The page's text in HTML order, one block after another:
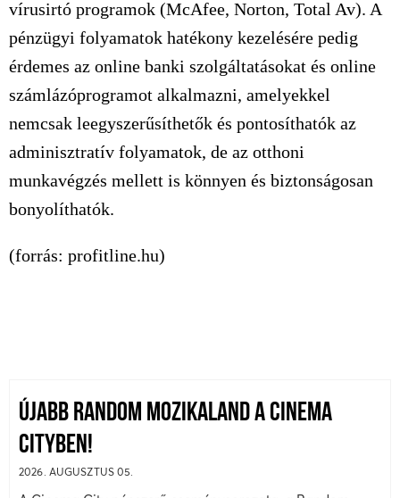
vírusirtó programok (McAfee, Norton, Total Av). A
pénzügyi folyamatok hatékony kezelésére pedig
érdemes az online banki szolgáltatásokat és online
számlázóprogramot alkalmazni, amelyekkel
nemcsak leegyszerűsíthetők és pontosíthatók az
adminisztratív folyamatok, de az otthoni
munkavégzés mellett is könnyen és biztonságosan
bonyolíthatók.
(forrás: profitline.hu)
ÚJABB RANDOM MOZIKALAND A CINEMA
CITYBEN!
2026. AUGUSZTUS 05.